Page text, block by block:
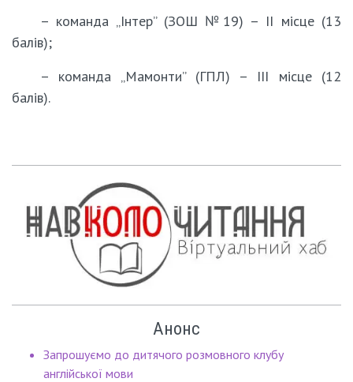
– команда „Інтер” (ЗОШ №19) – ІІ місце (13
балів);
– команда „Мамонти” (ГПЛ) – ІІІ місце (12
балів).
Анонс
Запрошуємо до дитячого розмовного клубу
англійської мови